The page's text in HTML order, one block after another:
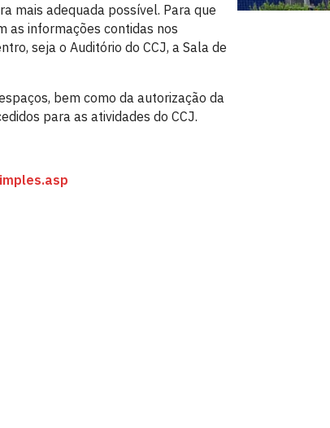
mais adequada possível. Para que
as informações contidas nos
seja o Auditório do CCJ, a Sala de
bem como da autorização da
para as atividades do CCJ.